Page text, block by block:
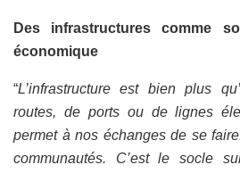
Des infrastructures comme
économique
“L’infrastructure est bien plus
routes, de ports ou de lignes
permet à nos échanges de se
communautés. C’est le socle